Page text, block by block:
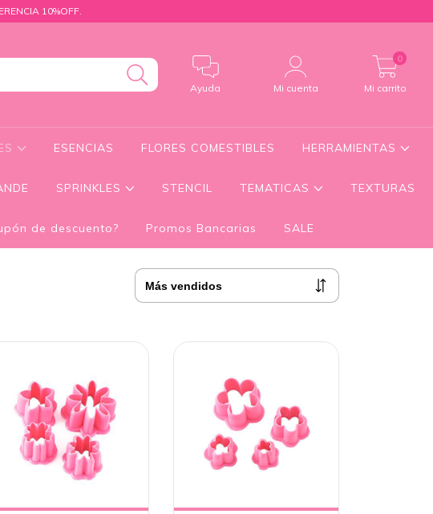
10%OFF.
Ayuda Mi cuenta Mi carrito
0
ESENCIAS FLORES COMESTIBLES HERRAMIENTAS
SPRINKLES STENCIL TEMATICAS TEXTURAS
de descuento? Promos Bancarias SALE